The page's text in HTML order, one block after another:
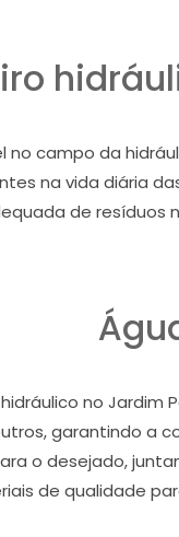
campo da
na vida diária
de resíduos
no
garantindo a
o desejado,
de qualidade